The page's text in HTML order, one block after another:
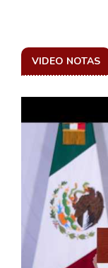
VIDEO NOTAS